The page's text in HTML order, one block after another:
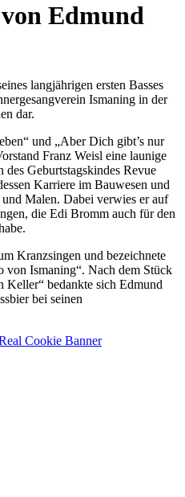
Edmund
langjährigen ersten Basses
Ismaning in der
dar.
und „Aber Dich gibt’s nur
Franz Weisl eine launige
des Geburtstagskindes Revue
Karriere im Bauwesen und
Malen. Dabei verwies er auf
die Edi Bromm auch für den
Kranzsingen und bezeichnete
von Ismaning“. Nach dem Stück
Keller“ bedankte sich Edmund
bei seinen
Cookie Banner